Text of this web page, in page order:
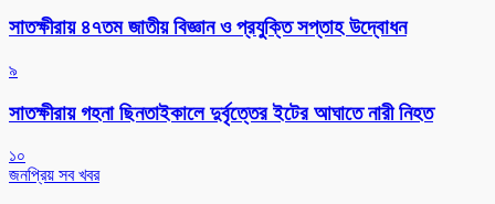
সাতক্ষীরায় ৪৭তম জাতীয় বিজ্ঞান ও প্রযুক্তি সপ্তাহ উদ্বোধন
৯
সাতক্ষীরায় গহনা ছিনতাইকালে দুর্বৃত্তের ইটের আঘাতে নারী নিহত
১০
জনপ্রিয় সব খবর